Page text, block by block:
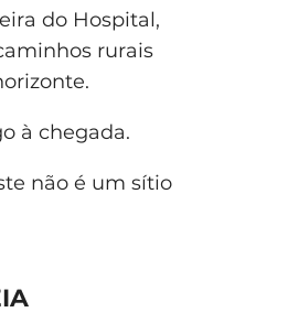
do Hospital,
rurais
à chegada.
não é um sítio